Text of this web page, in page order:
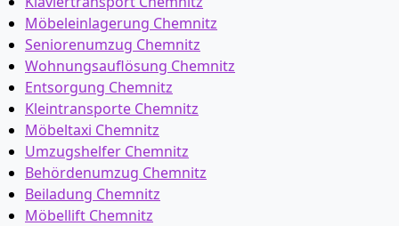
Möbeleinlagerung Chemnitz
Seniorenumzug Chemnitz
Wohnungsauflösung Chemnitz
Entsorgung Chemnitz
Kleintransporte Chemnitz
Möbeltaxi Chemnitz
Umzugshelfer Chemnitz
Behördenumzug Chemnitz
Beiladung Chemnitz
Möbellift Chemnitz